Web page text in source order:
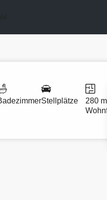
Stellplätze
280 m